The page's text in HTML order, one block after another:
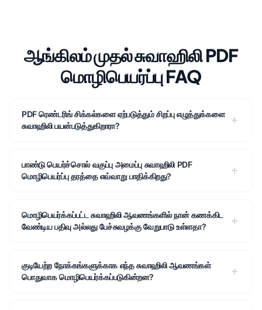
ஆங்கிலம் முதல் சுவாஹிலி PDF
மொழிபெயர்ப்பு FAQ
PDF ரெண்டரிங் சிக்கல்களை ஏற்படுத்தும் சிறப்பு எழுத்துக்களை
சுவாஹிலி பயன்படுத்துகிறாரா?
பாண்டு பெயர்ச்சொல் வகுப்பு அமைப்பு சுவாஹிலி PDF
மொழிபெயர்ப்பு தரத்தை எவ்வாறு பாதிக்கிறது?
மொழிபெயர்க்கப்பட்ட சுவாஹிலி ஆவணங்களில் நான் கணக்கிட
வேண்டிய பதிவு அல்லது பேச்சுவழக்கு வேறுபாடு உள்ளதா?
குடியேற்ற நோக்கங்களுக்காக எந்த சுவாஹிலி ஆவணங்கள்
பொதுவாக மொழிபெயர்க்கப்படுகின்றன?